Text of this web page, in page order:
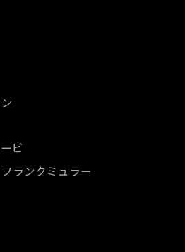
ビ
ランクミュラー